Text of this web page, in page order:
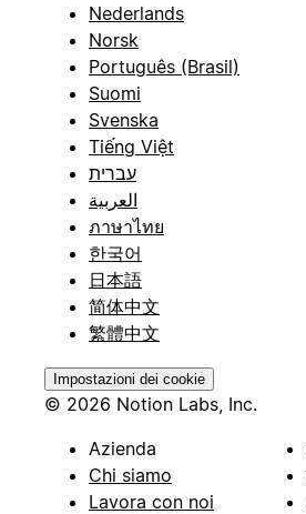
Nederlands
Norsk
Português (Brasil)
Suomi
Svenska
Tiếng Việt
עברית
العربية
ภาษาไทย
한국어
日本語
简体中文
繁體中文
Impostazioni dei cookie
© 2026 Notion Labs, Inc.
Azienda
Chi siamo
Lavora con noi